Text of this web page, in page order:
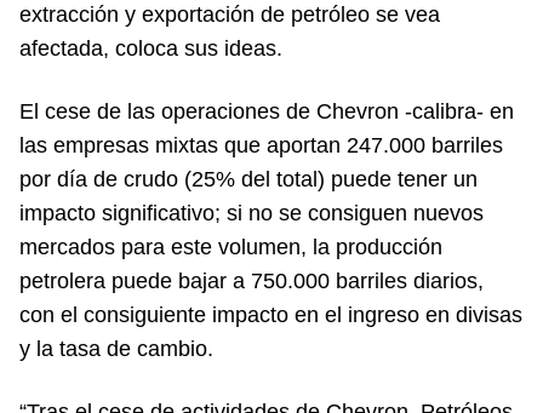
extracción y exportación de petróleo se vea
afectada, coloca sus ideas.
El cese de las operaciones de Chevron -calibra- en
las empresas mixtas que aportan 247.000 barriles
por día de crudo (25% del total) puede tener un
impacto significativo; si no se consiguen nuevos
mercados para este volumen, la producción
petrolera puede bajar a 750.000 barriles diarios,
con el consiguiente impacto en el ingreso en divisas
y la tasa de cambio.